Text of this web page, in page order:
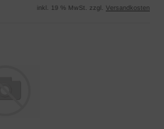
inkl. 19 % MwSt. zzgl. Versandkosten